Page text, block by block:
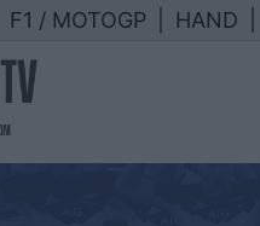
F1 / MOTOGP HAND